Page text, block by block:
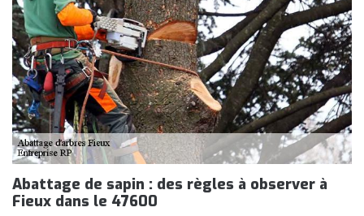
Abattage de sapin : des règles à observer à
Fieux dans le 47600